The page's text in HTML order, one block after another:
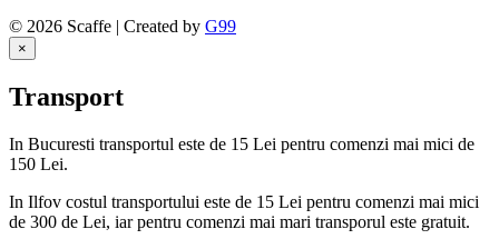
© 2026 Scaffe | Created by G99
×
Transport
In Bucuresti transportul este de 15 Lei pentru comenzi mai mici de
150 Lei.
In Ilfov costul transportului este de 15 Lei pentru comenzi mai mici
de 300 de Lei, iar pentru comenzi mai mari transporul este gratuit.